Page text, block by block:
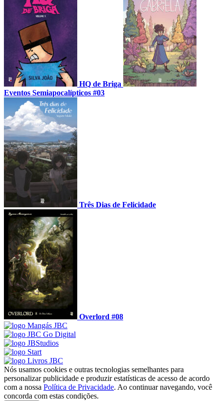
HQ de Briga
Eventos Semiapocalípticos #03
Três Dias de Felicidade
Overlord #08
Nós usamos cookies e outras tecnologias semelhantes para
personalizar publicidade e produzir estatísticas de acesso de acordo
com a nossa Política de Privacidade. Ao continuar navegando, você
concorda com estas condições.